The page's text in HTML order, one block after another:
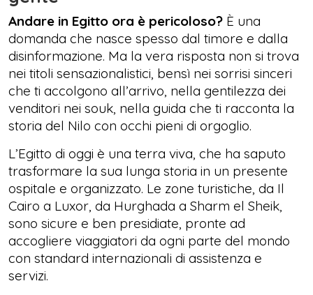
Andare in Egitto ora è pericoloso? È una
domanda che nasce spesso dal timore e dalla
disinformazione. Ma la vera risposta non si trova
nei titoli sensazionalistici, bensì nei sorrisi sinceri
che ti accolgono all’arrivo, nella gentilezza dei
venditori nei souk, nella guida che ti racconta la
storia del Nilo con occhi pieni di orgoglio.
L’Egitto di oggi è una terra viva, che ha saputo
trasformare la sua lunga storia in un presente
ospitale e organizzato. Le zone turistiche, da Il
Cairo a Luxor, da Hurghada a Sharm el Sheik,
sono sicure e ben presidiate, pronte ad
accogliere viaggiatori da ogni parte del mondo
con standard internazionali di assistenza e
servizi.